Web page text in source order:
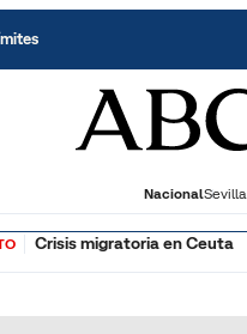
NacionalSevilla
Crisis migratoria en Ceuta